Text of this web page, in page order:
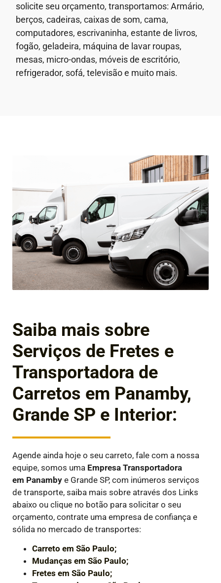
solicite seu orçamento, transportamos: Armário,
berços, cadeiras, caixas de som, cama,
computadores, escrivaninha, estante de livros,
fogão, geladeira, máquina de lavar roupas,
mesas, micro-ondas, móveis de escritório,
refrigerador, sofá, televisão e muito mais.
Saiba mais sobre
Serviços de Fretes e
Transportadora de
Carretos em Panamby,
Grande SP e Interior:
Agende ainda hoje o seu carreto, fale com a nossa
equipe, somos uma Empresa Transportadora
em Panamby e Grande SP, com inúmeros serviços
de transporte, saiba mais sobre através dos Links
abaixo ou clique no botão para solicitar o seu
orçamento, contrate uma empresa de confiança e
sólida no mercado de transportes:
Carreto em São Paulo;
Mudanças em São Paulo;
Fretes em São Paulo;